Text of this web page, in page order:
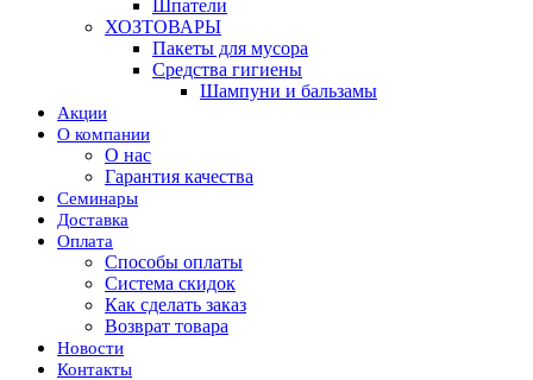
Шпатели
ХОЗТОВАРЫ
Пакеты для мусора
Средства гигиены
Шампуни и бальзамы
Акции
О компании
О нас
Гарантия качества
Семинары
Доставка
Оплата
Способы оплаты
Система скидок
Как сделать заказ
Возврат товара
Новости
Контакты